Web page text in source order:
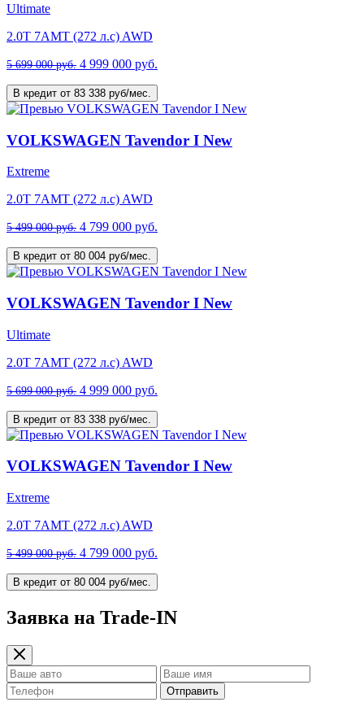
Ultimate
2.0T 7AMT (272 л.с) AWD
5 699 000 руб. 4 999 000 руб.
В кредит от 83 338 руб/мес.
VOLKSWAGEN Tavendor I New
Extreme
2.0T 7AMT (272 л.с) AWD
5 499 000 руб. 4 799 000 руб.
В кредит от 80 004 руб/мес.
VOLKSWAGEN Tavendor I New
Ultimate
2.0T 7AMT (272 л.с) AWD
5 699 000 руб. 4 999 000 руб.
В кредит от 83 338 руб/мес.
VOLKSWAGEN Tavendor I New
Extreme
2.0T 7AMT (272 л.с) AWD
5 499 000 руб. 4 799 000 руб.
В кредит от 80 004 руб/мес.
Заявка на Trade-IN
Отправить